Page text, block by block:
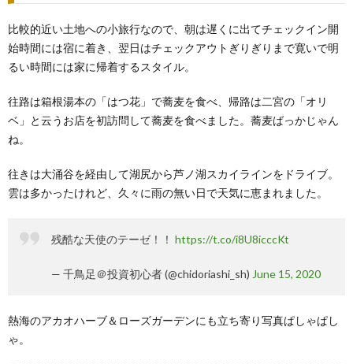
比較的近い土地への小旅行なので、朝は遅くに出てチェックイン開
始時間には宿に着き、翌日はチェックアウトぎりぎりまで寛いで明
るい時間には家に帰着するスタイル。
往路は箱根湯本の「はつ花」で蕎麦を食べ、帰路は二宮の「オリ
ベ」と云うお店を初訪問して蕎麦を食べました。蕎麦ばっかじゃん
ね。
往きは大涌谷を経由して湖尻から芦ノ湖スカイラインをドライブ。
雲は多かったけれど、久々に雨の無い日で天気に恵まれました。
残酷な天使のテーゼ！！ https://t.co/i8U8icccKt
— 千鳥足＠投資初心者 (@chidoriashi_sh) June 15, 2020
熱海のアカオハーブ＆ローズガーデンにも立ち寄り写真ぱしゃぱし
ゃ。